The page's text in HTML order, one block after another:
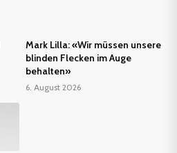
Mark Lilla: «Wir müssen unsere
blinden Flecken im Auge
behalten»
6. August 2026